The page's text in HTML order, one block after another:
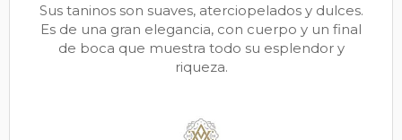
Sus taninos son suaves, aterciopelados y dulces.
Es de una gran elegancia, con cuerpo y un final
de boca que muestra todo su esplendor y
riqueza.